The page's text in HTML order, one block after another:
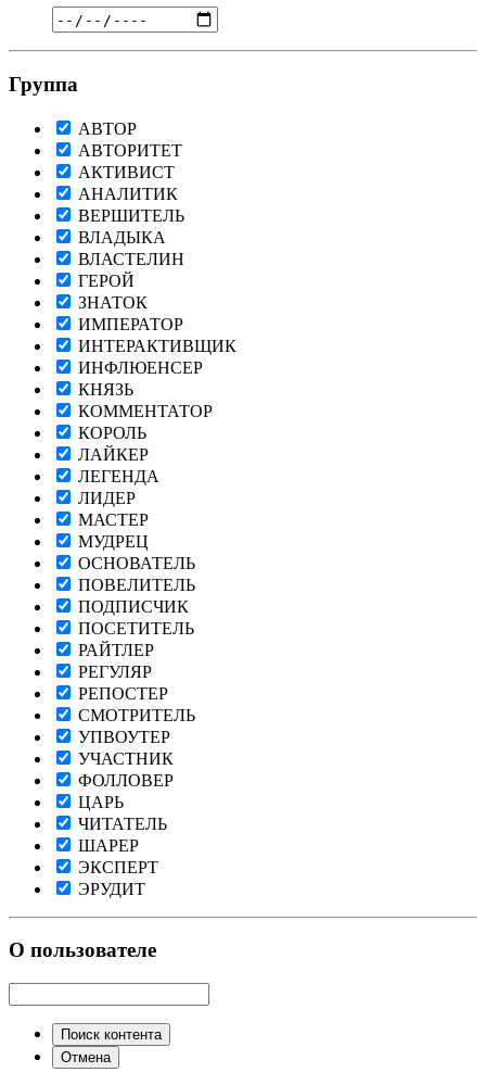
Группа
АВТОР
АВТОРИТЕТ
АКТИВИСТ
АНАЛИТИК
ВЕРШИТЕЛЬ
ВЛАДЫКА
ВЛАСТЕЛИН
ГЕРОЙ
ЗНАТОК
ИМПЕРАТОР
ИНТЕРАКТИВЩИК
ИНФЛЮЕНСЕР
КНЯЗЬ
КОММЕНТАТОР
КОРОЛЬ
ЛАЙКЕР
ЛЕГЕНДА
ЛИДЕР
МАСТЕР
МУДРЕЦ
ОСНОВАТЕЛЬ
ПОВЕЛИТЕЛЬ
ПОДПИСЧИК
ПОСЕТИТЕЛЬ
РАЙТЛЕР
РЕГУЛЯР
РЕПОСТЕР
СМОТРИТЕЛЬ
УПВОУТЕР
УЧАСТНИК
ФОЛЛОВЕР
ЦАРЬ
ЧИТАТЕЛЬ
ШАРЕР
ЭКСПЕРТ
ЭРУДИТ
О пользователе
Поиск контента
Отмена